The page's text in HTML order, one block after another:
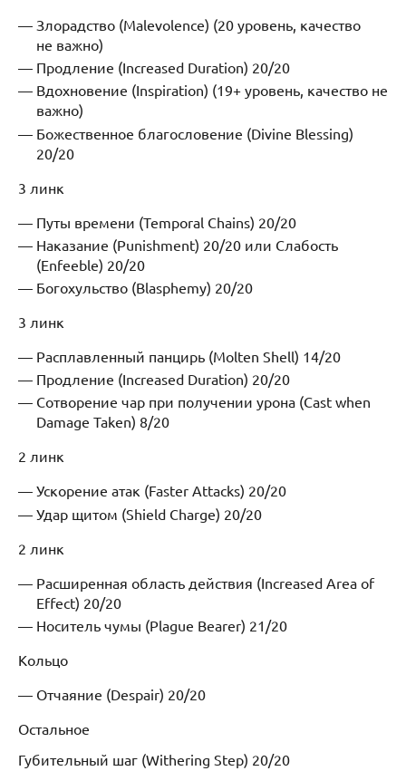
Злорадство (Malevolence) (20 уровень, качество
не важно)
Продление (Increased Duration) 20/20
Вдохновение (Inspiration) (19+ уровень, качество не
важно)
Божественное благословение (Divine Blessing)
20/20
3 линк
Путы времени (Temporal Chains) 20/20
Наказание (Punishment) 20/20 или Слабость
(Enfeeble) 20/20
Богохульство (Blasphemy) 20/20
3 линк
Расплавленный панцирь (Molten Shell) 14/20
Продление (Increased Duration) 20/20
Сотворение чар при получении урона (Cast when
Damage Taken) 8/20
2 линк
Ускорение атак (Faster Attacks) 20/20
Удар щитом (Shield Charge) 20/20
2 линк
Расширенная область действия (Increased Area of
Effect) 20/20
Носитель чумы (Plague Bearer) 21/20
Кольцо
Отчаяние (Despair) 20/20
Остальное
Губительный шаг (Withering Step) 20/20